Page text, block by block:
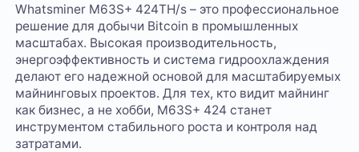
Whatsminer M63S+ 424TH/s – это профессиональное
решение для добычи Bitcoin в промышленных
масштабах. Высокая производительность,
энергоэффективность и система гидроохлаждения
делают его надежной основой для масштабируемых
майнинговых проектов. Для тех, кто видит майнинг
как бизнес, а не хобби, M63S+ 424 станет
инструментом стабильного роста и контроля над
затратами.